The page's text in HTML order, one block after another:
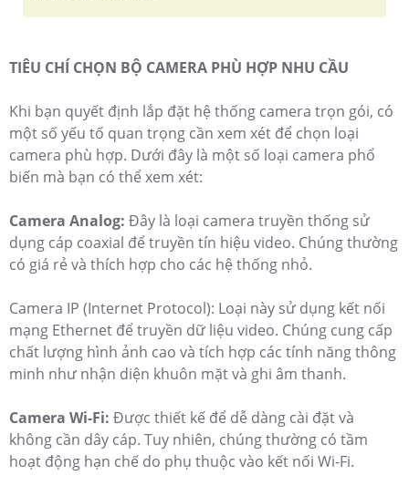
TIÊU CHÍ CHỌN BỘ CAMERA PHÙ HỢP NHU CẦU
Khi bạn quyết định lắp đặt hệ thống camera trọn gói, có
một số yếu tố quan trọng cần xem xét để chọn loại
camera phù hợp. Dưới đây là một số loại camera phổ
biến mà bạn có thể xem xét:
Camera Analog: Đây là loại camera truyền thống sử
dụng cáp coaxial để truyền tín hiệu video. Chúng thường
có giá rẻ và thích hợp cho các hệ thống nhỏ.
Camera IP (Internet Protocol): Loại này sử dụng kết nối
mạng Ethernet để truyền dữ liệu video. Chúng cung cấp
chất lượng hình ảnh cao và tích hợp các tính năng thông
minh như nhận diện khuôn mặt và ghi âm thanh.
Camera Wi-Fi: Được thiết kế để dễ dàng cài đặt và
không cần dây cáp. Tuy nhiên, chúng thường có tầm
hoạt động hạn chế do phụ thuộc vào kết nối Wi-Fi.